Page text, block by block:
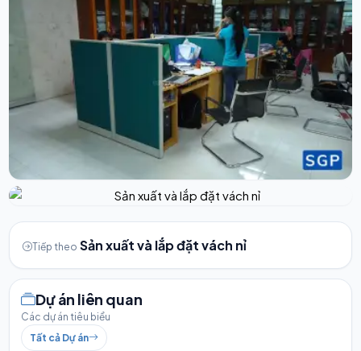
Tiếp theo Sản xuất và lắp đặt vách nỉ
Dự án liên quan
Các dự án tiêu biểu
Tất cả Dự án